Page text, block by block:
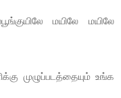
மயிலே மயிலே
முழுப்படத்தையும் உங்க